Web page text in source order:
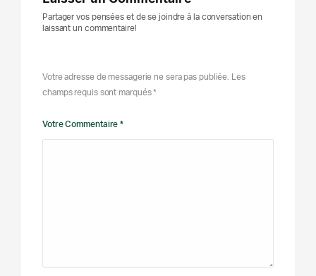
Partager vos pensées et de se joindre à la conversation en
laissant un commentaire!
Votre adresse de messagerie ne sera pas publiée. Les
champs requis sont marqués *
Votre Commentaire *